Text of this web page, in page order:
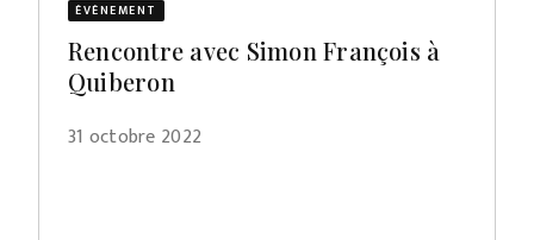
ÉVÈNEMENT
Rencontre avec Simon François à
Quiberon
31 octobre 2022